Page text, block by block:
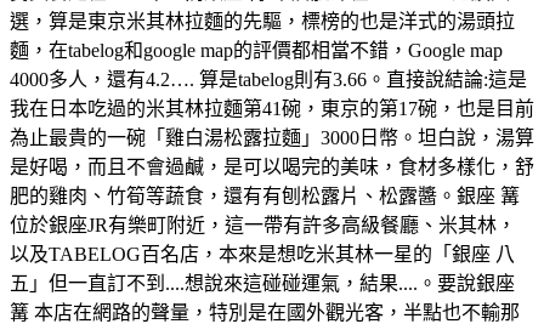
選，算是東京米其林拉麵的先驅，標榜的也是洋式的湯頭拉
麵，在tabelog和google map的評價都相當不錯，Google map
4000多人，還有4.2…. 算是tabelog則有3.66。直接說結論:這是
我在日本吃過的米其林拉麵第41碗，東京的第17碗，也是目前
為止最貴的一碗「雞白湯松露拉麵」3000日幣。坦白說，湯算
是好喝，而且不會過鹹，是可以喝完的美味，食材多樣化，舒
肥的雞肉、竹筍等蔬食，還有有刨松露片、松露醬。銀座 篝
位於銀座JR有樂町附近，這一帶有許多高級餐廳、米其林，
以及TABELOG百名店，本來是想吃米其林一星的「銀座 八
五」但一直訂不到....想說來這碰碰運氣，結果....。要說銀座
篝 本店在網路的聲量，特別是在國外觀光客，半點也不輸那